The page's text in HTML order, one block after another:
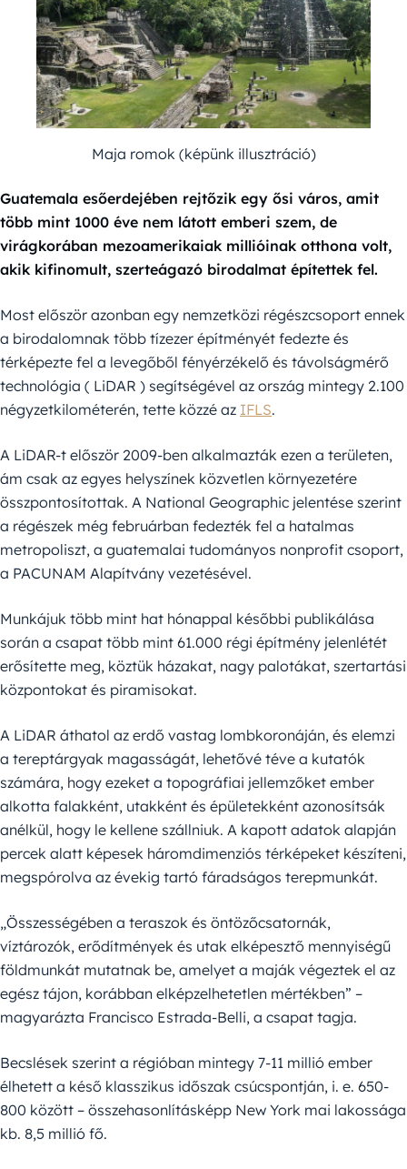
Maja romok (képünk illusztráció)
Guatemala esőerdejében rejtőzik egy ősi város, amit
több mint 1000 éve nem látott emberi szem, de
virágkorában mezoamerikaiak millióinak otthona volt,
akik kifinomult, szerteágazó birodalmat építettek fel.
Most először azonban egy nemzetközi régészcsoport ennek
a birodalomnak több tízezer építményét fedezte és
térképezte fel a levegőből fényérzékelő és távolságmérő
technológia ( LiDAR ) segítségével az ország mintegy 2.100
négyzetkilométerén, tette közzé az IFLS.
A LiDAR-t először 2009-ben alkalmazták ezen a területen,
ám csak az egyes helyszínek közvetlen környezetére
összpontosítottak. A National Geographic jelentése szerint
a régészek még februárban fedezték fel a hatalmas
metropoliszt, a guatemalai tudományos nonprofit csoport,
a PACUNAM Alapítvány vezetésével.
Munkájuk több mint hat hónappal későbbi publikálása
során a csapat több mint 61.000 régi építmény jelenlétét
erősítette meg, köztük házakat, nagy palotákat, szertartási
központokat és piramisokat.
A LiDAR áthatol az erdő vastag lombkoronáján, és elemzi
a tereptárgyak magasságát, lehetővé téve a kutatók
számára, hogy ezeket a topográfiai jellemzőket ember
alkotta falakként, utakként és épületekként azonosítsák
anélkül, hogy le kellene szállniuk. A kapott adatok alapján
percek alatt képesek háromdimenziós térképeket készíteni,
megspórolva az évekig tartó fáradságos terepmunkát.
„Összességében a teraszok és öntözőcsatornák,
víztározók, erődítmények és utak elképesztő mennyiségű
földmunkát mutatnak be, amelyet a maják végeztek el az
egész tájon, korábban elképzelhetetlen mértékben” –
magyarázta Francisco Estrada-Belli, a csapat tagja.
Becslések szerint a régióban mintegy 7-11 millió ember
élhetett a késő klasszikus időszak csúcspontján, i. e. 650-
800 között – összehasonlításképp New York mai lakossága
kb. 8,5 millió fő.